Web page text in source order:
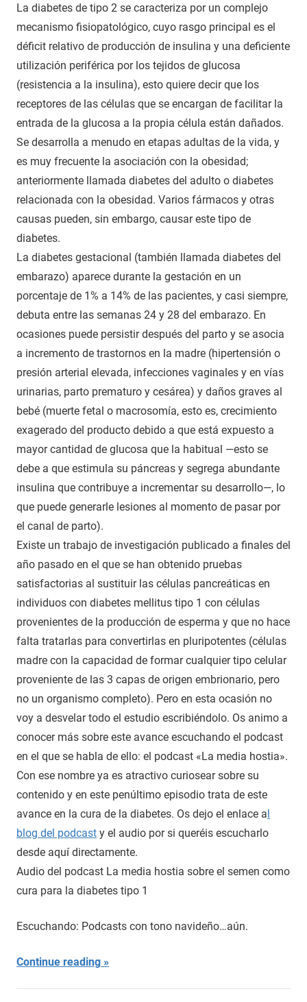
La diabetes de tipo 2 se caracteriza por un complejo
mecanismo fisiopatológico, cuyo rasgo principal es el
déficit relativo de producción de insulina y una deficiente
utilización periférica por los tejidos de glucosa
(resistencia a la insulina), esto quiere decir que los
receptores de las células que se encargan de facilitar la
entrada de la glucosa a la propia célula están dañados.
Se desarrolla a menudo en etapas adultas de la vida, y
es muy frecuente la asociación con la obesidad;
anteriormente llamada diabetes del adulto o diabetes
relacionada con la obesidad. Varios fármacos y otras
causas pueden, sin embargo, causar este tipo de
diabetes.
La diabetes gestacional (también llamada diabetes del
embarazo) aparece durante la gestación en un
porcentaje de 1% a 14% de las pacientes, y casi siempre,
debuta entre las semanas 24 y 28 del embarazo. En
ocasiones puede persistir después del parto y se asocia
a incremento de trastornos en la madre (hipertensión o
presión arterial elevada, infecciones vaginales y en vías
urinarias, parto prematuro y cesárea) y daños graves al
bebé (muerte fetal o macrosomía, esto es, crecimiento
exagerado del producto debido a que está expuesto a
mayor cantidad de glucosa que la habitual —esto se
debe a que estimula su páncreas y segrega abundante
insulina que contribuye a incrementar su desarrollo—, lo
que puede generarle lesiones al momento de pasar por
el canal de parto).
Existe un trabajo de investigación publicado a finales del
año pasado en el que se han obtenido pruebas
satisfactorias al sustituir las células pancreáticas en
individuos con diabetes mellitus tipo 1 con células
provenientes de la producción de esperma y que no hace
falta tratarlas para convertirlas en pluripotentes (células
madre con la capacidad de formar cualquier tipo celular
proveniente de las 3 capas de origen embrionario, pero
no un organismo completo). Pero en esta ocasión no
voy a desvelar todo el estudio escribiéndolo. Os animo a
conocer más sobre este avance escuchando el podcast
en el que se habla de ello: el podcast «La media hostia».
Con ese nombre ya es atractivo curiosear sobre su
contenido y en este penúltimo episodio trata de este
avance en la cura de la diabetes. Os dejo el enlace al
blog del podcast y el audio por si queréis escucharlo
desde aquí directamente.
Audio del podcast La media hostia sobre el semen como
cura para la diabetes tipo 1
Escuchando: Podcasts con tono navideño…aún.
Continue reading